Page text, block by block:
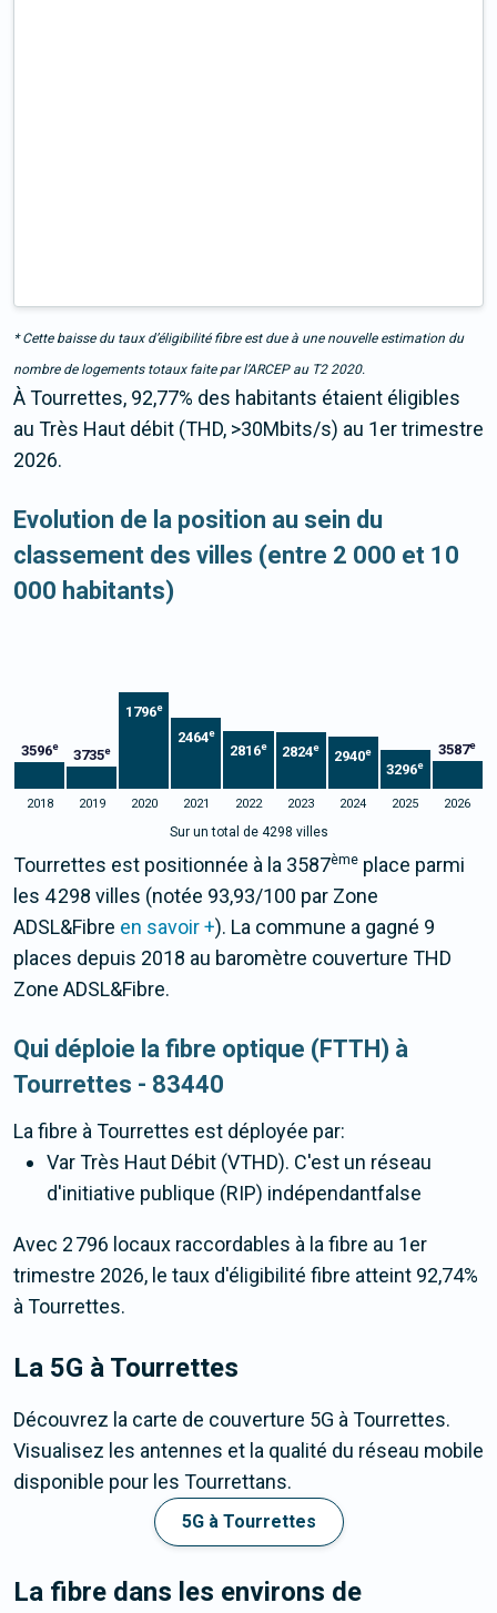
* Cette baisse du taux d’éligibilité fibre est due à une nouvelle estimation du
nombre de logements totaux faite par l’ARCEP au T2 2020.
À Tourrettes, 92,77% des habitants étaient éligibles
au Très Haut débit (THD, >30Mbits/s) au 1er trimestre
2026.
Evolution de la position au sein du
classement des villes (entre 2 000 et 10
000 habitants)
3596e
3735e
1796e
2464e
2816e 2824e
2940e
3296e
3587e
2018 2019 2020 2021 2022 2023 2024 2025 2026
Sur un total de 4298 villes
Tourrettes est positionnée à la 3587ème place parmi
les 4 298 villes (notée 93,93/100 par Zone
ADSL&Fibre en savoir +). La commune a gagné 9
places depuis 2018 au baromètre couverture THD
Zone ADSL&Fibre.
Qui déploie la fibre optique (FTTH) à
Tourrettes - 83440
La fibre à Tourrettes est déployée par:
Var Très Haut Débit (VTHD). C'est un réseau
d'initiative publique (RIP) indépendantfalse
Avec 2 796 locaux raccordables à la fibre au 1er
trimestre 2026, le taux d'éligibilité fibre atteint 92,74%
à Tourrettes.
La 5G à Tourrettes
Découvrez la carte de couverture 5G à Tourrettes.
Visualisez les antennes et la qualité du réseau mobile
disponible pour les Tourrettans.
5G à Tourrettes
La fibre dans les environs de